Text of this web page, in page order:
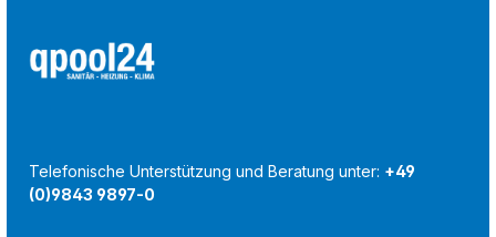
Telefonische Unterstützung und Beratung unter: +49
(0)9843 9897-0